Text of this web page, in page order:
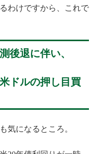
わけですから、これで
後退に伴い、
ドルの押し目買
気になるところ。